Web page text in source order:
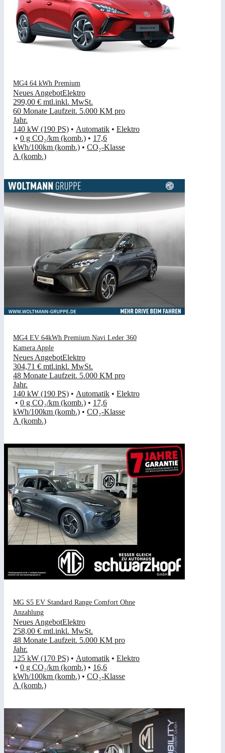
MG4 64 kWh Premium
Neues AngebotElektro
299,00 € mtl.inkl. MwSt.
60 Monate Laufzeit. 5.000 KM pro
Jahr.
140 kW (190 PS) • Automatik • Elektro
• 0 g CO₂/km (komb.) • 17,6
kWh/100km (komb.) • CO₂-Klasse
A (komb.)
MG4 EV 64kWh Premium Navi Leder 360
Kamera Apple
Neues AngebotElektro
304,71 € mtl.inkl. MwSt.
48 Monate Laufzeit. 5.000 KM pro
Jahr.
140 kW (190 PS) • Automatik • Elektro
• 0 g CO₂/km (komb.) • 17,6
kWh/100km (komb.) • CO₂-Klasse
A (komb.)
MG S5 EV Standard Range Comfort Ohne
Anzahlung
Neues AngebotElektro
258,00 € mtl.inkl. MwSt.
48 Monate Laufzeit. 5.000 KM pro
Jahr.
125 kW (170 PS) • Automatik • Elektro
• 0 g CO₂/km (komb.) • 16,6
kWh/100km (komb.) • CO₂-Klasse
A (komb.)